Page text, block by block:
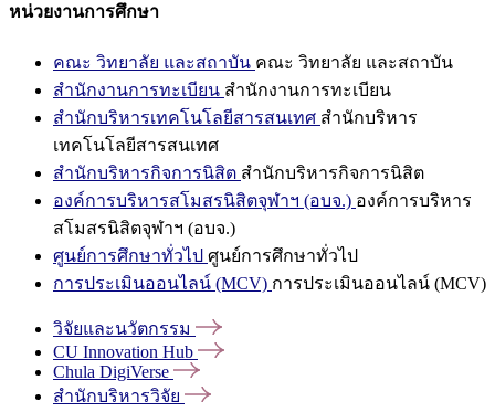
หน่วยงานการศึกษา
คณะ วิทยาลัย และสถาบัน คณะ วิทยาลัย และสถาบัน
สำนักงานการทะเบียน สำนักงานการทะเบียน
สำนักบริหารเทคโนโลยีสารสนเทศ สำนักบริหาร
เทคโนโลยีสารสนเทศ
สำนักบริหารกิจการนิสิต สำนักบริหารกิจการนิสิต
องค์การบริหารสโมสรนิสิตจุฬาฯ (อบจ.) องค์การบริหาร
สโมสรนิสิตจุฬาฯ (อบจ.)
ศูนย์การศึกษาทั่วไป ศูนย์การศึกษาทั่วไป
การประเมินออนไลน์ (MCV) การประเมินออนไลน์ (MCV)
วิจัยและนวัตกรรม
CU Innovation Hub
Chula DigiVerse
สำนักบริหารวิจัย